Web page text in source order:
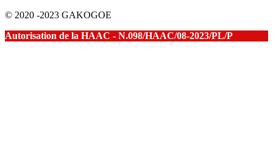
© 2020 -2023 GAKOGOE
Autorisation de la HAAC - N.098/HAAC/08-2023/PL/P